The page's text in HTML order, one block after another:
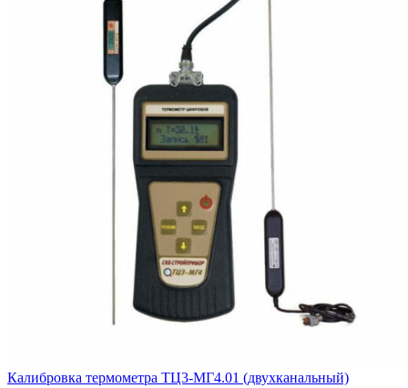
Калибровка термометра ТЦ3-МГ4.01 (двухканальный)